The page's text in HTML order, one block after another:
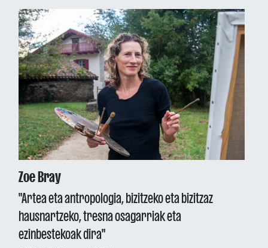
Zoe Bray
"Artea eta antropologia, bizitzeko eta bizitzaz
hausnartzeko, tresna osagarriak eta
ezinbestekoak dira"